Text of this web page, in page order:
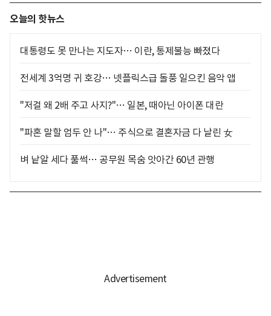
오늘의 핫뉴스
대통령도 못 만나는 지도자… 이란, 통제불능 빠졌다
전세계 3억명 귀 호강… 넷플릭스급 돌풍 일으킨 음악 앱
"저걸 왜 2배 주고 사지?"… 일본, 때아닌 아이폰 대란
"파혼 말할 엄두 안 나"… 주식으로 결혼자금 다 날린 女
벼 낱알 세다 풀썩… 공무원 목숨 앗아간 60년 관행